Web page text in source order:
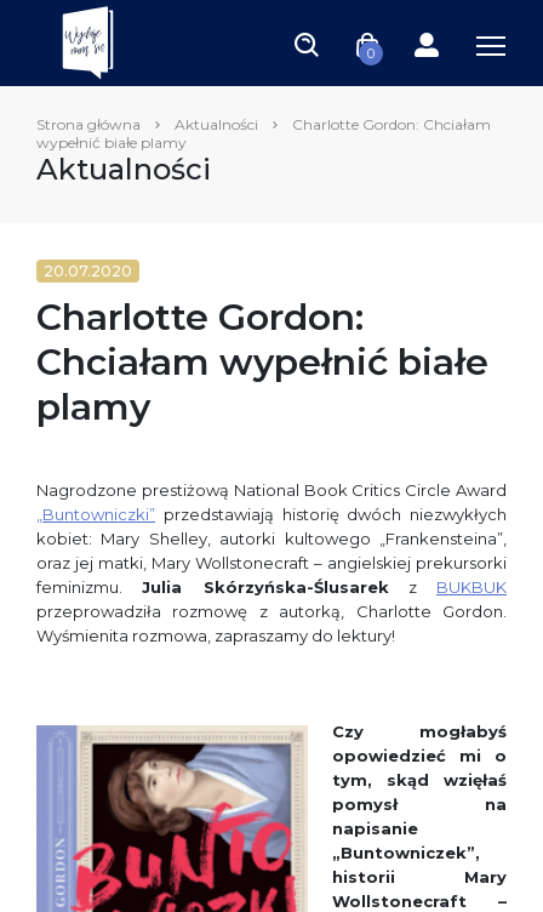
0
Strona główna Aktualności
Charlotte Gordon: Chciałam
wypełnić białe plamy
Aktualności
20.07.2020
Charlotte Gordon:
Chciałam wypełnić białe
plamy
Nagrodzone prestiżową National Book Critics Circle Award
„Buntowniczki” przedstawiają historię dwóch niezwykłych
kobiet: Mary Shelley, autorki kultowego „Frankensteina”,
oraz jej matki, Mary Wollstonecraft – angielskiej prekursorki
feminizmu.Julia Skórzyńska-Ślusarek z BUKBUK
przeprowadziła rozmowę z autorką, Charlotte Gordon.
Wyśmienita rozmowa, zapraszamy do lektury!
Czy mogłabyś
opowiedzieć mi o
tym, skąd wzięłaś
pomysł na
napisanie
„Buntowniczek”,
historii Mary
Wollstonecraft –